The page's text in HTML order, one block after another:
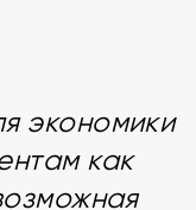
экономики
как